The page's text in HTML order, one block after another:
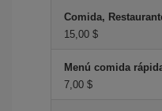
Comida,
15,00 $
Menú comida
7,00 $